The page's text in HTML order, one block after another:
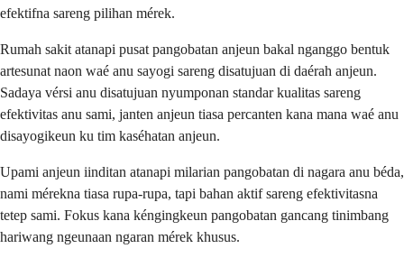
efektifna sareng pilihan mérek.
Rumah sakit atanapi pusat pangobatan anjeun bakal nganggo bentuk
artesunat naon waé anu sayogi sareng disatujuan di daérah anjeun.
Sadaya vérsi anu disatujuan nyumponan standar kualitas sareng
efektivitas anu sami, janten anjeun tiasa percanten kana mana waé anu
disayogikeun ku tim kaséhatan anjeun.
Upami anjeun iinditan atanapi milarian pangobatan di nagara anu béda,
nami mérekna tiasa rupa-rupa, tapi bahan aktif sareng efektivitasna
tetep sami. Fokus kana kéngingkeun pangobatan gancang tinimbang
hariwang ngeunaan ngaran mérek khusus.